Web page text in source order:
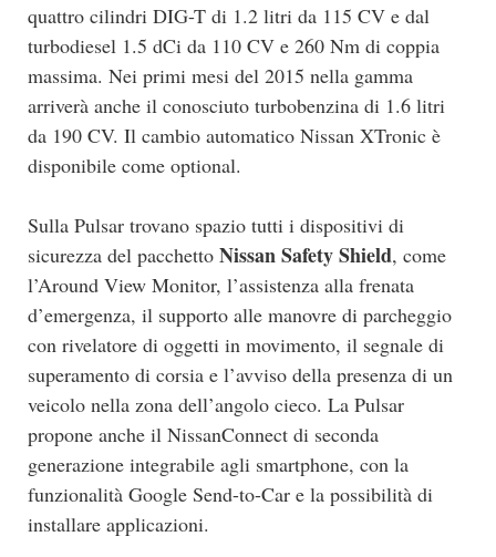
quattro cilindri DIG-T di 1.2 litri da 115 CV e dal
turbodiesel 1.5 dCi da 110 CV e 260 Nm di coppia
massima. Nei primi mesi del 2015 nella gamma
arriverà anche il conosciuto turbobenzina di 1.6 litri
da 190 CV. Il cambio automatico Nissan XTronic è
disponibile come optional.
Sulla Pulsar trovano spazio tutti i dispositivi di
sicurezza del pacchetto Nissan Safety Shield, come
l’Around View Monitor, l’assistenza alla frenata
d’emergenza, il supporto alle manovre di parcheggio
con rivelatore di oggetti in movimento, il segnale di
superamento di corsia e l’avviso della presenza di un
veicolo nella zona dell’angolo cieco. La Pulsar
propone anche il NissanConnect di seconda
generazione integrabile agli smartphone, con la
funzionalità Google Send-to-Car e la possibilità di
installare applicazioni.